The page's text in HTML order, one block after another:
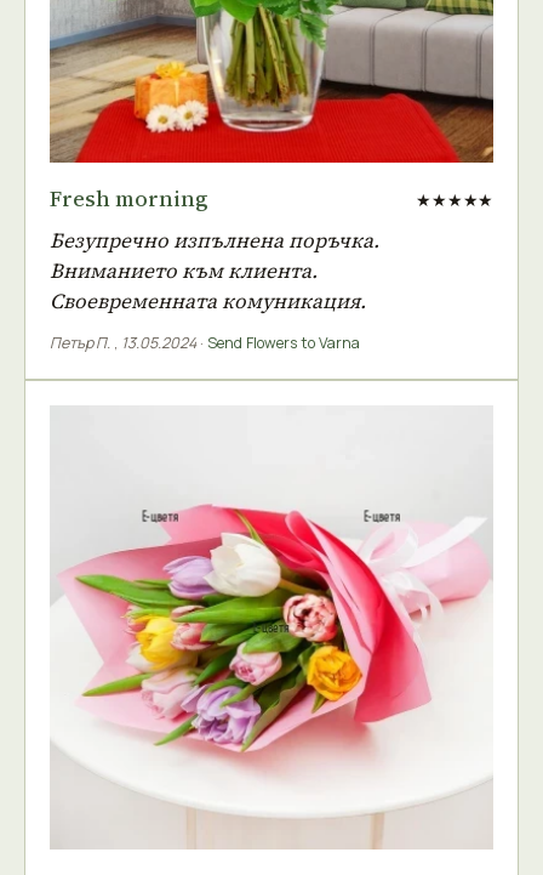
Fresh morning ★★★★★
Безупречно изпълнена поръчка.
Вниманието към клиента.
Своевременната комуникация.
Петър П. , 13.05.2024· Send Flowers to Varna